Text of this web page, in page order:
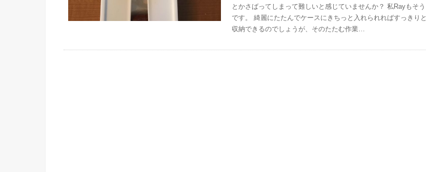
とかさばってしまって難しいと感じていませんか？ 私Rayもそう
です。 綺麗にたたんでケースにきちっと入れられればすっきりと
収納できるのでしょうが、そのたたむ作業…